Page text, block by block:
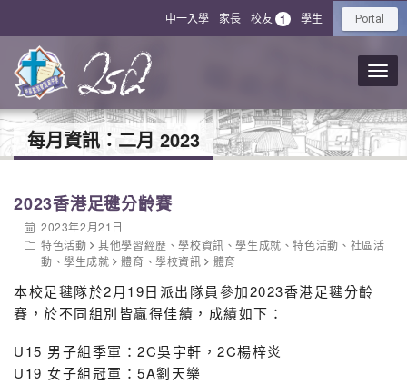
中一入學 家長 校友 1 學生 Portal
每月資訊： 二月 2023
2023香港足毽分齡賽
2023年2月21日
特色活動
其他學習經歷 、學校資訊 、學生成就 、特色活動 、 社區活
動 、學生成就 體育 、學校資訊 體育
本校足毽隊於2月19日派出隊員參加2023香港足毽分齡
賽，於不同組別皆贏得佳績，成績如下：
U15 男子組季軍：2C吳宇軒，2C楊梓炎
U19 女子組冠軍：5A劉天樂